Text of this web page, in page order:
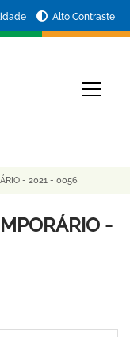
Alto Contraste
- 2021 - 0056
-